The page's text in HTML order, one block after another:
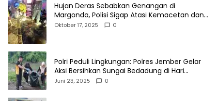
Hujan Deras Sebabkan Genangan di
Margonda, Polisi Sigap Atasi Kemacetan dan
Bantu Pengendara
Oktober 17, 2025 0
Polri Peduli Lingkungan: Polres Jember Gelar
Aksi Bersihkan Sungai Bedadung di Hari
Bhayangkara ke-79
Juni 23, 2025 0